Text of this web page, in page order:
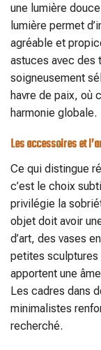
une lumière
lumière permet
agréable et
astuces avec des
soigneusement
havre de paix, où
harmonie globale.
Les accessoires et
Ce qui distingue
c’est le choix
privilégie la
objet doit avoir
d’art, des vases
petites sculptures
apportent une
Les cadres dans
minimalistes
recherché.